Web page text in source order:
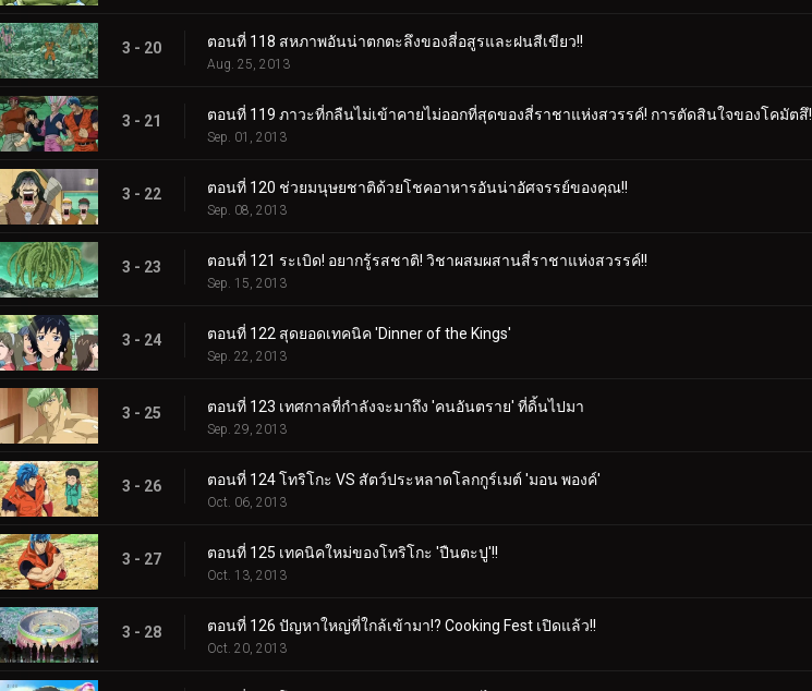
3 - 20 ตอนที่ 118 สหภาพอันน่าตกตะลึงของสี่อสูรและฝนสีเขียว!!
Aug. 25, 2013
3 - 21 ตอนที่ 119 ภาวะที่กลืนไม่เข้าคายไม่ออกที่สุดของสี่ราชาแห่งสวรรค์! การตัดสินใจของโคมัตสึ!
Sep. 01, 2013
3 - 22 ตอนที่ 120 ช่วยมนุษยชาติด้วยโชคอาหารอันน่าอัศจรรย์ของคุณ!!
Sep. 08, 2013
3 - 23 ตอนที่ 121 ระเบิด! อยากรู้รสชาติ! วิชาผสมผสานสี่ราชาแห่งสวรรค์!!
Sep. 15, 2013
3 - 24 ตอนที่ 122 สุดยอดเทคนิค 'Dinner of the Kings'
Sep. 22, 2013
3 - 25 ตอนที่ 123 เทศกาลที่กำลังจะมาถึง 'คนอันตราย' ที่ดิ้นไปมา
Sep. 29, 2013
3 - 26 ตอนที่ 124 โทริโกะ VS สัตว์ประหลาดโลกกูร์เมต์ 'มอน พองค์'
Oct. 06, 2013
3 - 27 ตอนที่ 125 เทคนิคใหม่ของโทริโกะ 'ปืนตะปู'!!
Oct. 13, 2013
3 - 28 ตอนที่ 126 ปัญหาใหญ่ที่ใกล้เข้ามา!? Cooking Fest เปิดแล้ว!!
Oct. 20, 2013